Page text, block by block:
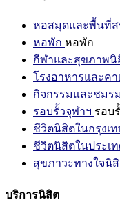
หอสมุดและพื้นที่ส
หอพัก หอพัก
กีฬาและสุขภาพนิ
โรงอาหารและคา
กิจกรรมและชมรม
รอบรั้วจุฬาฯ รอบ
ชีวิตนิสิตในกรุงเ
ชีวิตนิสิตในประเ
สุขภาวะทางใจนิ
บริการนิสิต